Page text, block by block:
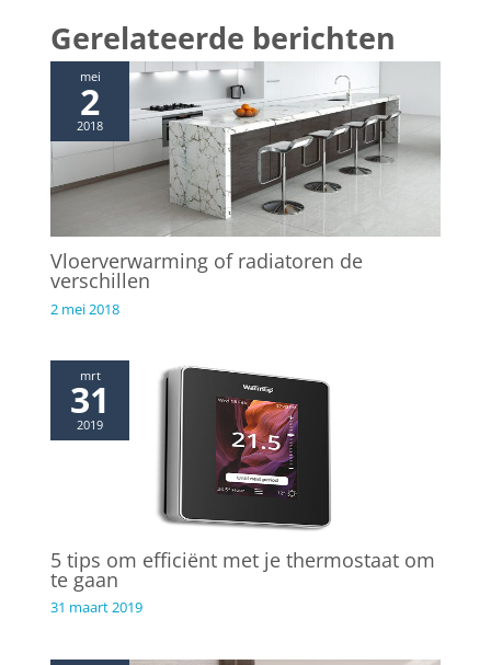
c
h
a
v
i
a
t
e
Gerelateerde berichten
mei
2
2018
Vloerverwarming of radiatoren de
verschillen
2 mei 2018
mrt
31
2019
5 tips om efficiënt met je thermostaat om
te gaan
31 maart 2019